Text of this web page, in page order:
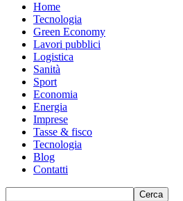
Home
Tecnologia
Green Economy
Lavori pubblici
Logistica
Sanità
Sport
Economia
Energia
Imprese
Tasse & fisco
Tecnologia
Blog
Contatti